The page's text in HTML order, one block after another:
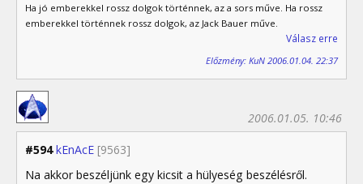
Ha jó emberekkel rossz dolgok történnek, az a sors műve. Ha rossz
emberekkel történnek rossz dolgok, az Jack Bauer műve.
Válasz erre
Előzmény: KuN 2006.01.04. 22:37
#594 kEnAcE [9563]
2006.01.05. 10:46
Na akkor beszéljünk egy kicsit a hülyeség beszélésről.